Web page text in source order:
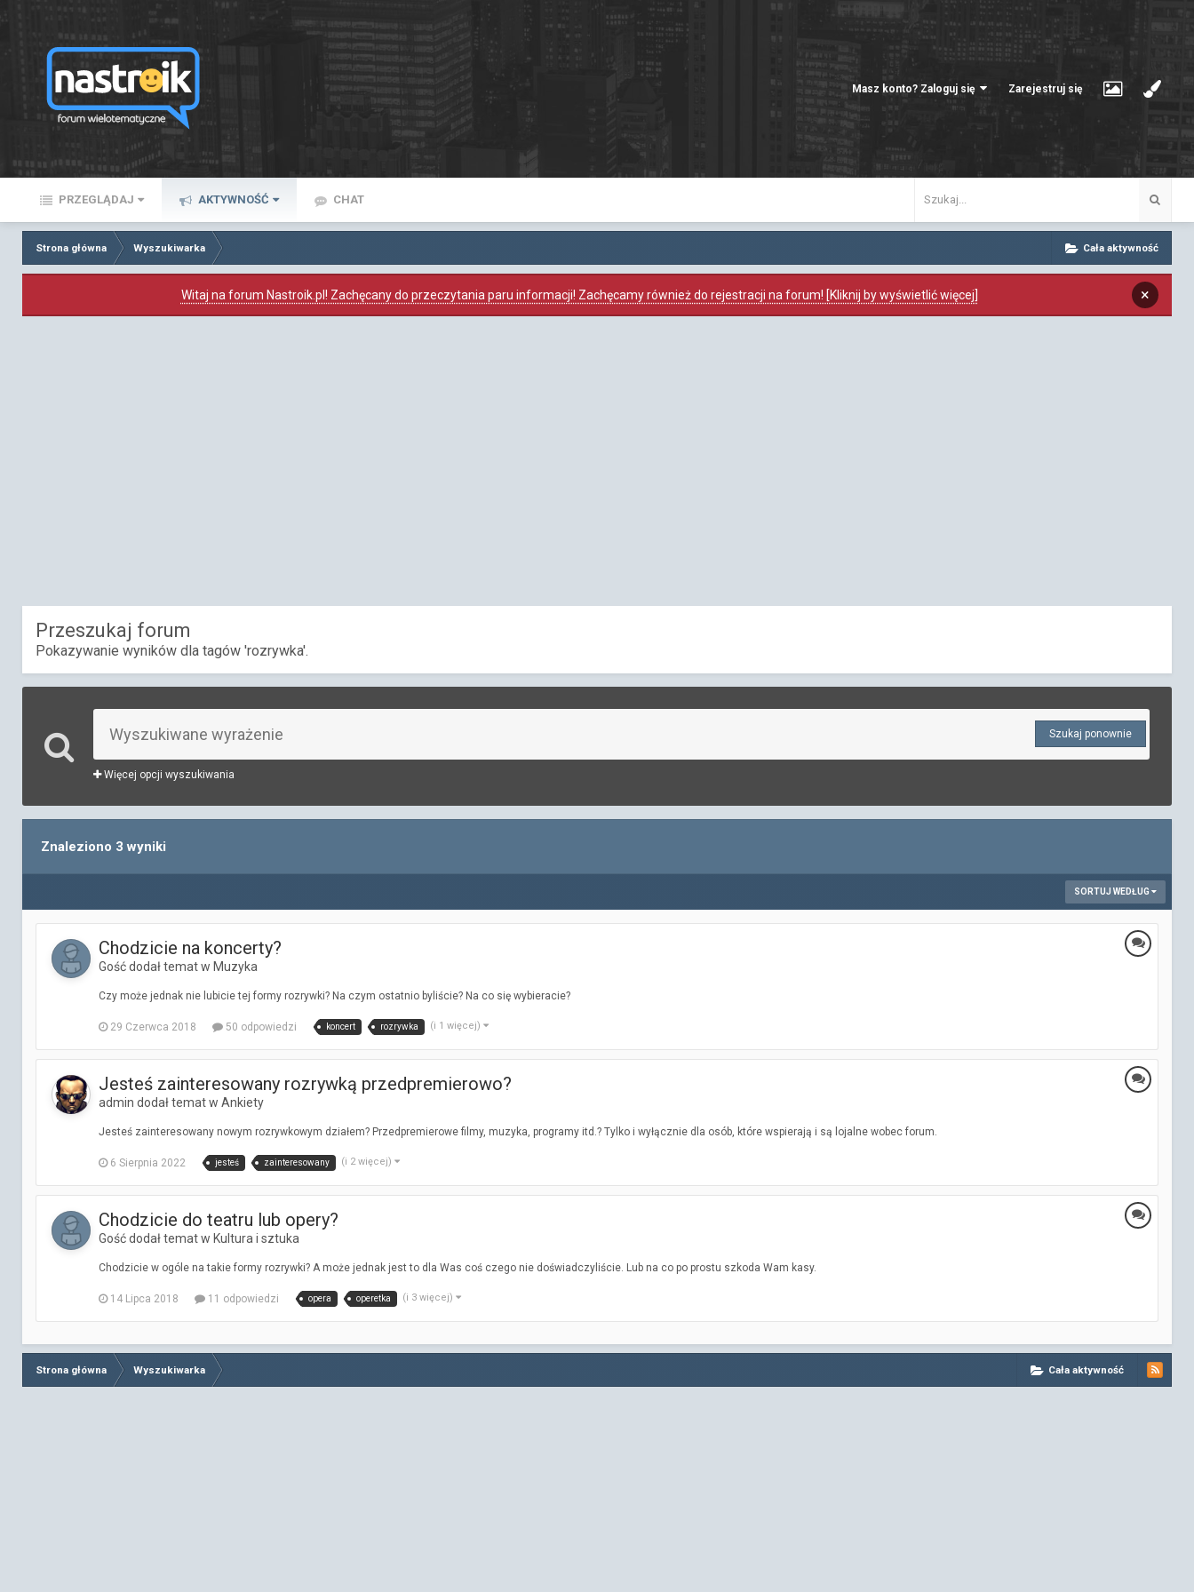
Masz konto? Zaloguj się Zarejestruj się
PRZEGLĄDAJ AKTYWNOŚĆ CHAT
Cała aktywność
Strona główna Wyszukiwarka
Witaj na forum Nastroik.pl! Zachęcany do przeczytania paru informacji! Zachęcamy również do rejestracji na forum! [Kliknij by wyświetlić więcej] ×
Przeszukaj forum
Pokazywanie wyników dla tagów 'rozrywka'.
Szukaj ponownie
Więcej opcji wyszukiwania
Znaleziono 3 wyniki
SORTUJ WEDŁUG
Chodzicie na koncerty?
Gość dodał temat w Muzyka
Czy może jednak nie lubicie tej formy rozrywki? Na czym ostatnio byliście? Na co się wybieracie?
29 Czerwca 2018 50 odpowiedzi koncert rozrywka (i 1 więcej)
Jesteś zainteresowany rozrywką przedpremierowo?
admin dodał temat w Ankiety
Jesteś zainteresowany nowym rozrywkowym działem? Przedpremierowe filmy, muzyka, programy itd.? Tylko i wyłącznie dla osób, które wspierają i są lojalne wobec forum.
6 Sierpnia 2022 jesteś zainteresowany (i 2 więcej)
Chodzicie do teatru lub opery?
Gość dodał temat w Kultura i sztuka
Chodzicie w ogóle na takie formy rozrywki? A może jednak jest to dla Was coś czego nie doświadczyliście. Lub na co po prostu szkoda Wam kasy.
14 Lipca 2018 11 odpowiedzi opera operetka (i 3 więcej)
Cała aktywność
Strona główna Wyszukiwarka